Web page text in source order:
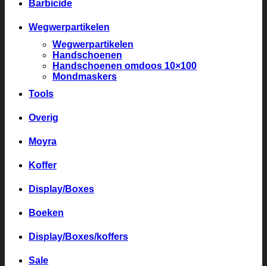
Barbicide
Wegwerpartikelen
Wegwerpartikelen
Handschoenen
Handschoenen omdoos 10×100
Mondmaskers
Tools
Overig
Moyra
Koffer
Display/Boxes
Boeken
Display/Boxes/koffers
Sale